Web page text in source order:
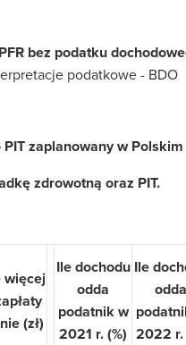
bez podatku
podatkowe - BDO
zaplanowany w
zdrowotną oraz PIT.
więcej
(zł)
Ile dochodu
odda
podatnik w
2021 r. (%)
Ile
odda
2022 r.